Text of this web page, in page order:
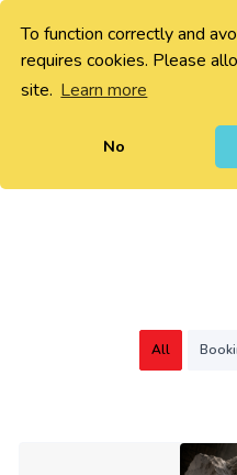
To function correctly and
requires cookies. Please
site. Learn more
No
All